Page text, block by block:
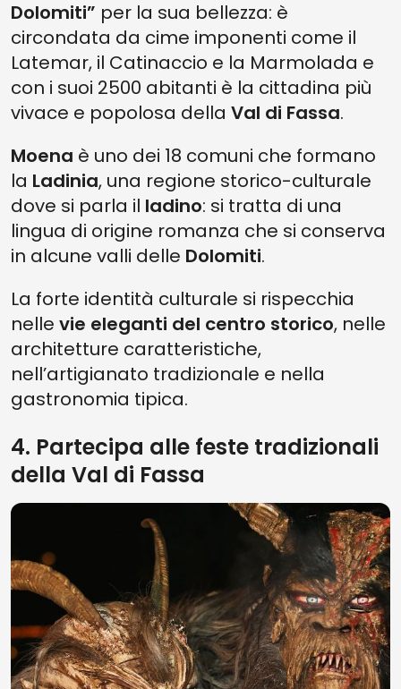
Dolomiti” per la sua bellezza: è
circondata da cime imponenti come il
Latemar, il Catinaccio e la Marmolada e
con i suoi 2500 abitanti è la cittadina più
vivace e popolosa della Val di Fassa.
Moena è uno dei 18 comuni che formano
la Ladinia, una regione storico-culturale
dove si parla il ladino: si tratta di una
lingua di origine romanza che si conserva
in alcune valli delle Dolomiti.
La forte identità culturale si rispecchia
nelle vie eleganti del centro storico, nelle
architetture caratteristiche,
nell’artigianato tradizionale e nella
gastronomia tipica.
4. Partecipa alle feste tradizionali
della Val di Fassa